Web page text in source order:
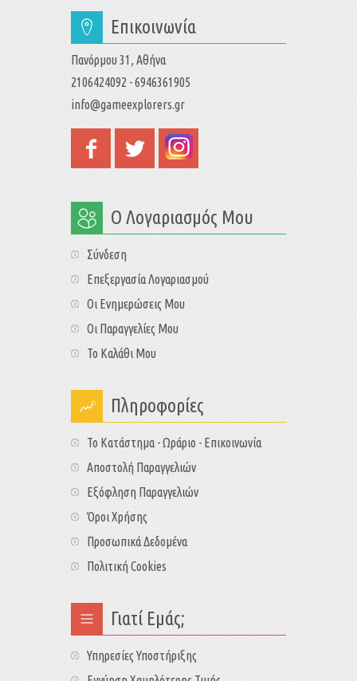
Επικοινωνία
Πανόρμου 31, Αθήνα
2106424092 - 6946361905
info@gameexplorers.gr
Ο Λογαριασμός Μου
Σύνδεση
Επεξεργασία Λογαριασμού
Οι Ενημερώσεις Μου
Οι Παραγγελίες Μου
Το Καλάθι Μου
Πληροφορίες
Το Κατάστημα - Ωράριο - Επικοινωνία
Αποστολή Παραγγελιών
Εξόφληση Παραγγελιών
Όροι Χρήσης
Προσωπικά Δεδομένα
Πολιτική Cookies
Γιατί Εμάς;
Υπηρεσίες Υποστήριξης